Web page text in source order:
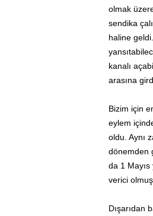
olmak
sendika
haline
kanalı
arasına
Bizim için
eylem
oldu. Aynı
dönemden
da 1
verici
Dışarıdan